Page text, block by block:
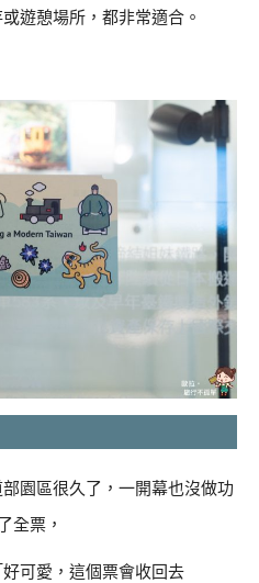
遊憩場所，都非常適合。
園區很久了，一開幕也沒做功
全票，
可愛，這個票會收回去